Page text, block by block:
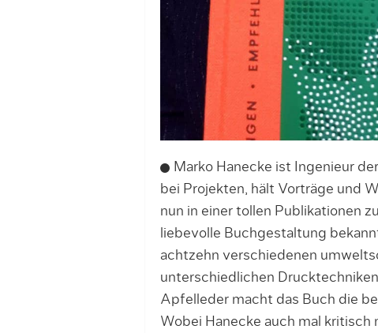
Marko Hanecke ist Ingenieur
bei Projekten, hält Vorträge und
nun in einer tollen Publikationen
liebevolle Buchgestaltung
achtzehn verschiedenen
unterschiedlichen
Apfelleder macht das Buch die
Wobei Hanecke auch mal